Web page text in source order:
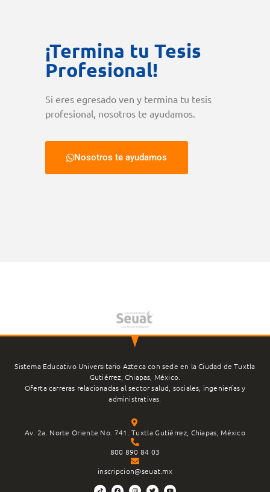
¡Termina tu Tesis
Profesional!
Si eres egresado ven y termina tu tesis
profesional, nosotros te ayudamos.
Nosotros te ayudamos
Sistema Educativo Universitario Azteca con sede en la Ciudad de Tuxtla
Gutiérrez, Chiapas, México.
Oferta carreras relacionadas al sector salud, sociales, ingenierías y
administrativas.
Av. 2a. Norte Oriente No. 741. Tuxtla Gutiérrez, Chiapas, México
800 890 84 03
inscripcion@seuat.mx